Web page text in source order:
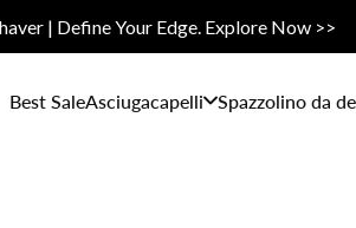
| Define Your Edge. Explore Now >>
Best SaleAsciugacapelli Spazzolino da